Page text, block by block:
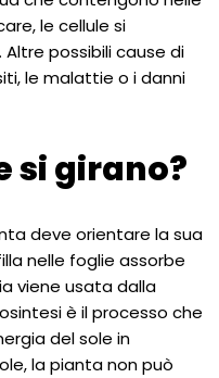
le cellule si
possibili cause di
le malattie o i danni
si girano?
deve orientare la sua
nelle foglie assorbe
viene usata dalla
è il processo che
del sole in
la pianta non può